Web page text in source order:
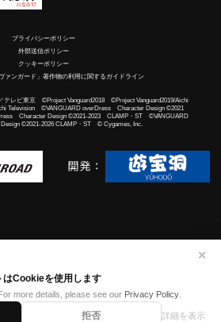
はCookieを使用します
more details, please see our Privacy Policy.
拒否 詳細を表示
✕
プライバシーポリシー
外部送信ポリシー
クッキーポリシー
ァンガード」著作物の利用に関するガイドライン
レビ東京 ©Project Vanguard2018 ©Project Vanguard2019/Aichi
Television ©VANGUARD overDress Character Design ©2021
Character Design ©2021-2023 CLAMP・ST ©VANGUARD
©2021-2026 CLAMP・ST © Cygames, Inc.